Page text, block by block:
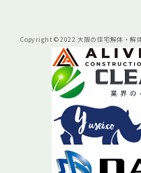
Copyright © 2022 大阪の住宅解体・解